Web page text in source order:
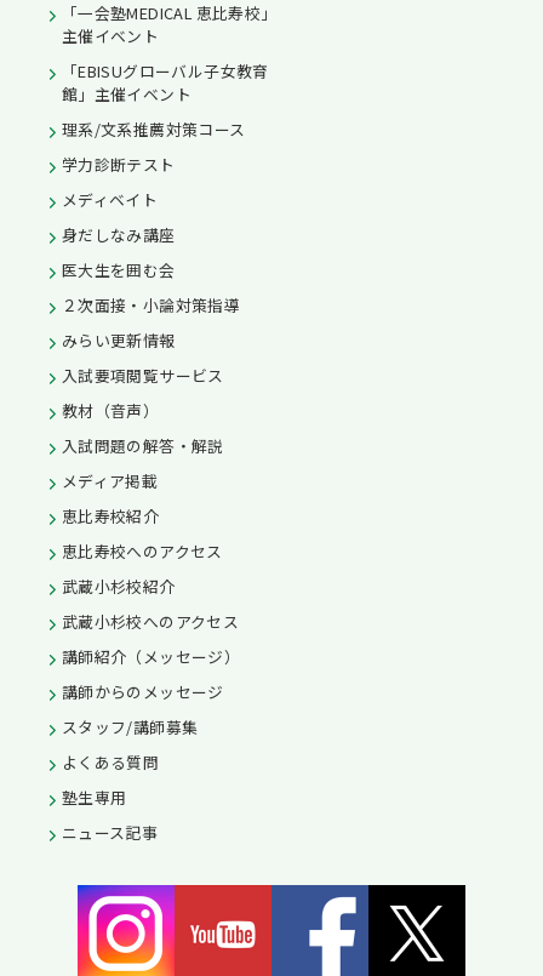
「一会塾MEDICAL 恵比寿校」
主催イベント
「EBISUグローバル子女教育
館」主催イベント
理系/文系推薦対策コース
学力診断テスト
メディベイト
身だしなみ講座
医大生を囲む会
２次面接・小論対策指導
みらい更新情報
入試要項閲覧サービス
教材（音声）
入試問題の解答・解説
メディア掲載
恵比寿校紹介
恵比寿校へのアクセス
武蔵小杉校紹介
武蔵小杉校へのアクセス
講師紹介（メッセージ）
講師からのメッセージ
スタッフ/講師募集
よくある質問
塾生専用
ニュース記事